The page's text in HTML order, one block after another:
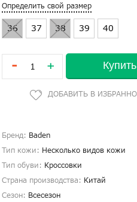
Определить свой размер
36 37 38 39 40
- + Купить
Бренд: Baden
Тип кожи: Несколько видов кожи
Тип обуви: Кроссовки
Страна производства: Китай
Сезон: Всесезон